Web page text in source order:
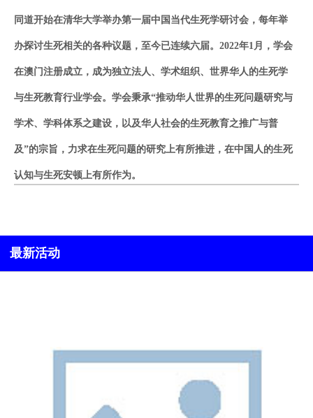
同道开始在清华大学举办第一届中国当代生死学研讨会，每年举
办探讨生死相关的各种议题，至今已连续六届。2022年1月，学会
在澳门注册成立，成为独立法人、学术组织、世界华人的生死学
与生死教育行业学会。学会秉承“推动华人世界的生死问题研究与
学术、学科体系之建设，以及华人社会的生死教育之推广与普
及”的宗旨，力求在生死问题的研究上有所推进，在中国人的生死
认知与生死安顿上有所作为。
最新活动